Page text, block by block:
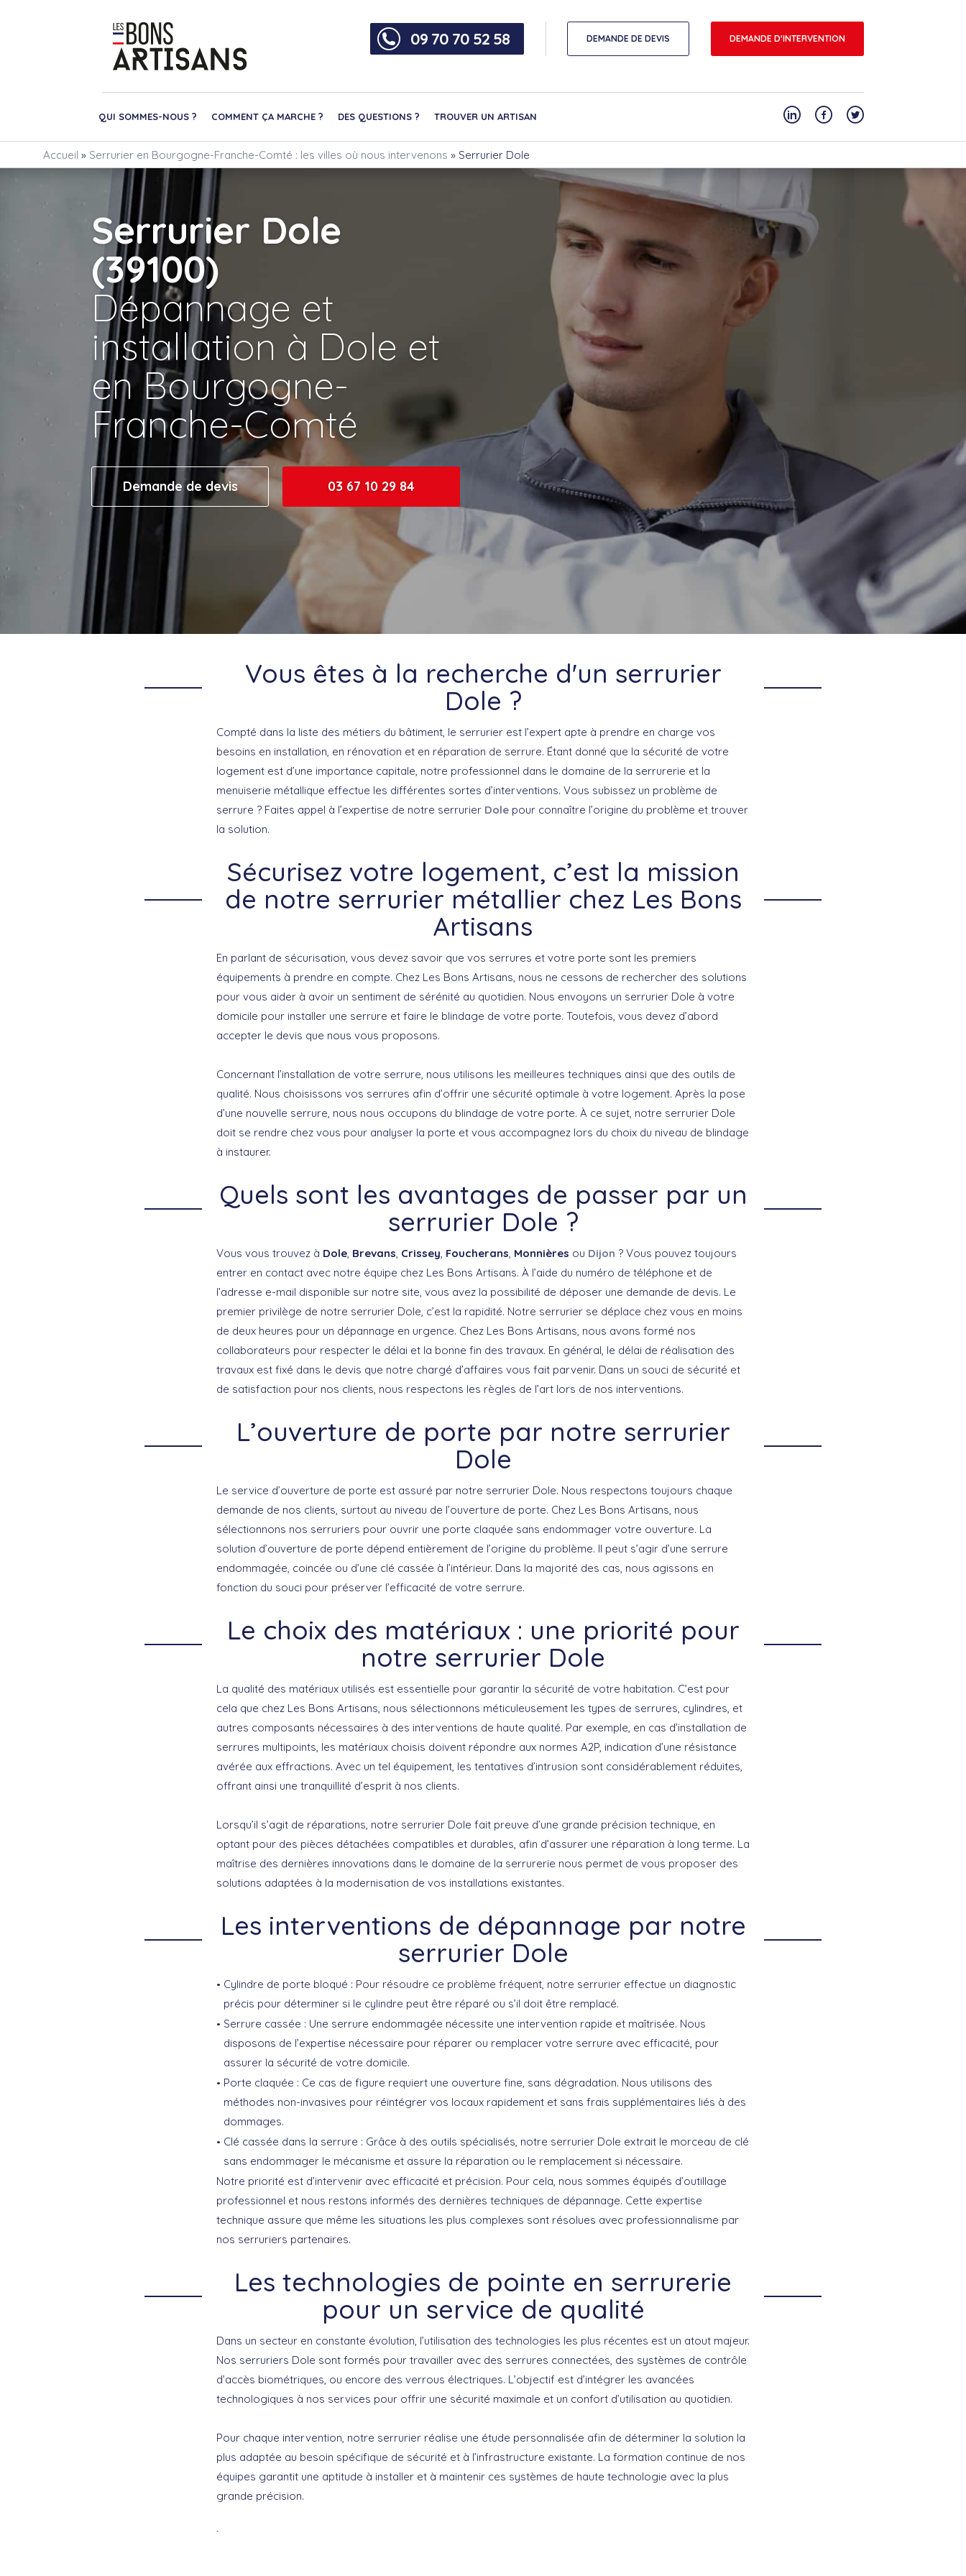
09 70 70 52 58 DEMANDE DE DEVIS DEMANDE D'INTERVENTION
QUI SOMMES-NOUS ? COMMENT ÇA MARCHE ? DES QUESTIONS ? TROUVER UN ARTISAN
Accueil » Serrurier en Bourgogne-Franche-Comté : les villes où nous intervenons » Serrurier Dole
Serrurier Dole
(39100)
Dépannage et
installation à Dole et
en Bourgogne-
Franche-Comté
Demande de devis 03 67 10 29 84
Vous êtes à la recherche d'un serrurier
Dole ?
Compté dans la liste des métiers du bâtiment, le serrurier est l’expert apte à prendre en charge vos
besoins en installation, en rénovation et en réparation de serrure. Étant donné que la sécurité de votre
logement est d’une importance capitale, notre professionnel dans le domaine de la serrurerie et la
menuiserie métallique effectue les différentes sortes d’interventions. Vous subissez un problème de
serrure ? Faites appel à l’expertise de notre serrurier Dole pour connaître l’origine du problème et trouver
la solution.
Sécurisez votre logement, c’est la mission
de notre serrurier métallier chez Les Bons
Artisans
En parlant de sécurisation, vous devez savoir que vos serrures et votre porte sont les premiers
équipements à prendre en compte. Chez Les Bons Artisans, nous ne cessons de rechercher des solutions
pour vous aider à avoir un sentiment de sérénité au quotidien. Nous envoyons un serrurier Dole à votre
domicile pour installer une serrure et faire le blindage de votre porte. Toutefois, vous devez d’abord
accepter le devis que nous vous proposons.
Concernant l’installation de votre serrure, nous utilisons les meilleures techniques ainsi que des outils de
qualité. Nous choisissons vos serrures afin d’offrir une sécurité optimale à votre logement. Après la pose
d’une nouvelle serrure, nous nous occupons du blindage de votre porte. À ce sujet, notre serrurier Dole
doit se rendre chez vous pour analyser la porte et vous accompagnez lors du choix du niveau de blindage
à instaurer.
Quels sont les avantages de passer par un
serrurier Dole ?
Vous vous trouvez à Dole, Brevans, Crissey, Foucherans, Monnières ou Dijon ? Vous pouvez toujours
entrer en contact avec notre équipe chez Les Bons Artisans. À l’aide du numéro de téléphone et de
l’adresse e-mail disponible sur notre site, vous avez la possibilité de déposer une demande de devis. Le
premier privilège de notre serrurier Dole, c’est la rapidité. Notre serrurier se déplace chez vous en moins
de deux heures pour un dépannage en urgence. Chez Les Bons Artisans, nous avons formé nos
collaborateurs pour respecter le délai et la bonne fin des travaux. En général, le délai de réalisation des
travaux est fixé dans le devis que notre chargé d’affaires vous fait parvenir. Dans un souci de sécurité et
de satisfaction pour nos clients, nous respectons les règles de l’art lors de nos interventions.
L’ouverture de porte par notre serrurier
Dole
Le service d’ouverture de porte est assuré par notre serrurier Dole. Nous respectons toujours chaque
demande de nos clients, surtout au niveau de l’ouverture de porte. Chez Les Bons Artisans, nous
sélectionnons nos serruriers pour ouvrir une porte claquée sans endommager votre ouverture. La
solution d’ouverture de porte dépend entièrement de l’origine du problème. Il peut s’agir d’une serrure
endommagée, coincée ou d’une clé cassée à l’intérieur. Dans la majorité des cas, nous agissons en
fonction du souci pour préserver l’efficacité de votre serrure.
Le choix des matériaux : une priorité pour
notre serrurier Dole
La qualité des matériaux utilisés est essentielle pour garantir la sécurité de votre habitation. C’est pour
cela que chez Les Bons Artisans, nous sélectionnons méticuleusement les types de serrures, cylindres, et
autres composants nécessaires à des interventions de haute qualité. Par exemple, en cas d’installation de
serrures multipoints, les matériaux choisis doivent répondre aux normes A2P, indication d’une résistance
avérée aux effractions. Avec un tel équipement, les tentatives d’intrusion sont considérablement réduites,
offrant ainsi une tranquillité d’esprit à nos clients.
Lorsqu’il s’agit de réparations, notre serrurier Dole fait preuve d’une grande précision technique, en
optant pour des pièces détachées compatibles et durables, afin d’assurer une réparation à long terme. La
maîtrise des dernières innovations dans le domaine de la serrurerie nous permet de vous proposer des
solutions adaptées à la modernisation de vos installations existantes.
Les interventions de dépannage par notre
serrurier Dole
Cylindre de porte bloqué : Pour résoudre ce problème fréquent, notre serrurier effectue un diagnostic
précis pour déterminer si le cylindre peut être réparé ou s’il doit être remplacé.
Serrure cassée : Une serrure endommagée nécessite une intervention rapide et maîtrisée. Nous
disposons de l’expertise nécessaire pour réparer ou remplacer votre serrure avec efficacité, pour
assurer la sécurité de votre domicile.
Porte claquée : Ce cas de figure requiert une ouverture fine, sans dégradation. Nous utilisons des
méthodes non-invasives pour réintégrer vos locaux rapidement et sans frais supplémentaires liés à des
dommages.
Clé cassée dans la serrure : Grâce à des outils spécialisés, notre serrurier Dole extrait le morceau de clé
sans endommager le mécanisme et assure la réparation ou le remplacement si nécessaire.
Notre priorité est d’intervenir avec efficacité et précision. Pour cela, nous sommes équipés d’outillage
professionnel et nous restons informés des dernières techniques de dépannage. Cette expertise
technique assure que même les situations les plus complexes sont résolues avec professionnalisme par
nos serruriers partenaires.
Les technologies de pointe en serrurerie
pour un service de qualité
Dans un secteur en constante évolution, l’utilisation des technologies les plus récentes est un atout majeur.
Nos serruriers Dole sont formés pour travailler avec des serrures connectées, des systèmes de contrôle
d’accès biométriques, ou encore des verrous électriques. L’objectif est d’intégrer les avancées
technologiques à nos services pour offrir une sécurité maximale et un confort d’utilisation au quotidien.
Pour chaque intervention, notre serrurier réalise une étude personnalisée afin de déterminer la solution la
plus adaptée au besoin spécifique de sécurité et à l’infrastructure existante. La formation continue de nos
équipes garantit une aptitude à installer et à maintenir ces systèmes de haute technologie avec la plus
grande précision.
`